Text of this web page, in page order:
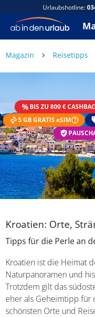
Urlaubshotline:
Magazin Reisetipps
BIS ZU 800 € CASHBACK
5
Kroatien: Orte,
Tipps für die Perle an
Kroatien ist die Heimat
idyllischen
Städte. Trotzdem gilt
immer eher als
euch die schönsten
DEIN
Exklusiv: Nur in der
☀️ Bis zu 1.000
📱 App gratis
🧝 Konto
✅ Sommer